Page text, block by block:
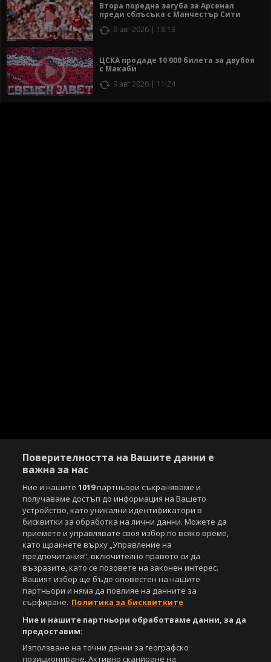
Втора поредна загуба за Арсенал
преди сблъсъка с Манчестър Сити
9 авг 2026 | 18:13
ЦСКА продаде 10 000 билета за двубоя
с Макаби
9 авг 2026 | 11:24
Copyright © 2007-2026 Агенция Спортал. Всички права запазени.
Този уебсайт е собственост наSportal Media Group
Лични данни
Поверителността на Вашите данни е
важна за нас
Ние и нашите1019партньори съхраняваме и
получаваме достъп до информация на Вашето
устройство, като уникални идентификатори в
бисквитки за обработка на лични данни. Можете да
приемете и управлявате своя избор по всяко време,
като щракнете върху „Управление на
предпочитания“, включително правото си да
възразите, като се позовете на законен интерес.
Вашият избор ще бъде оповестен на нашите
партньори и няма да повлияе на данните за
сърфиране. Политика за бисквитките
Ние и нашите партньори обработваме данни, за да
предоставим:
Използване на точни данни за географско
позициониране. Активно сканиране на